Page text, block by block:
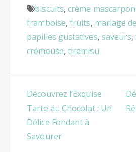
biscuits, crème
framboise, fruits, mariage
papilles gustatives, saveurs,
crémeuse, tiramisu
Navigation
de
l’article
Découvrez l’Exquise
Tarte au Chocolat : Un
Délice Fondant à
Savourer